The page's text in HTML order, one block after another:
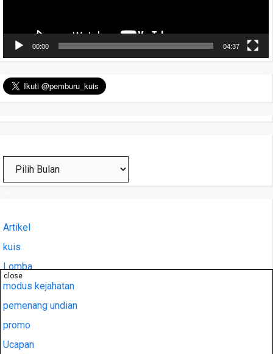
close
00:00 04:37
Arsip
Artikel
kuis
Lomba
modus kejahatan
pemenang undian
promo
Ucapan